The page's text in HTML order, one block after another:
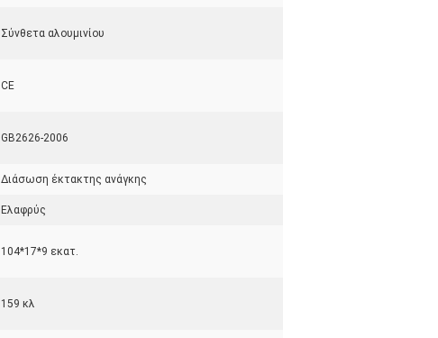
Σύνθετα αλουμινίου
CE
GB2626-2006
Διάσωση έκτακτης ανάγκης
Ελαφρύς
104*17*9 εκατ.
159 κλ